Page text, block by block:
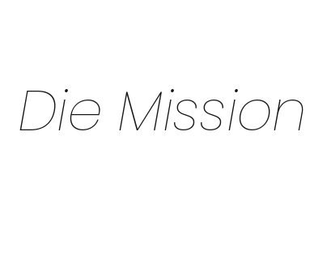
Die Mission